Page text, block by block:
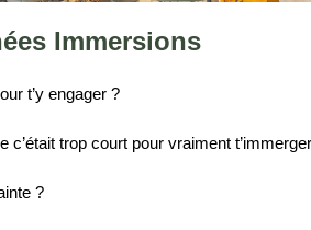
Immersions
t’y engager ?
trop court pour vraiment
?